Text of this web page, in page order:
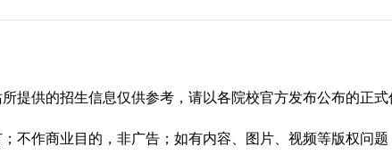
提供的招生信息仅供参考，请以各院校官方发布公布的正式
不作商业目的，非广告；如有内容、图片、视频等版权问